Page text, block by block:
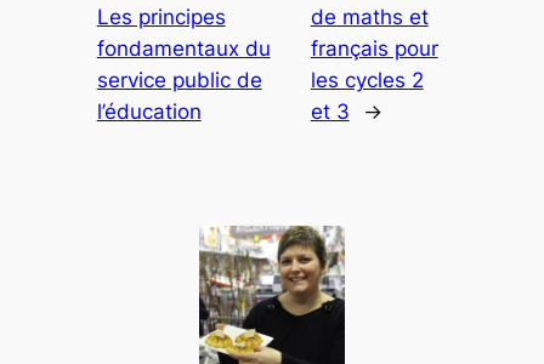
Les principes
fondamentaux du
service public de
l’éducation
de maths et
français pour
les cycles 2
et 3
→